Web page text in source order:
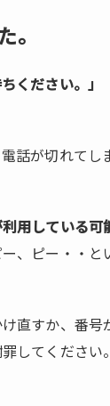
。
ください。」
話が切れてし
用している可
、ピー・・と
直すか、番
してください。